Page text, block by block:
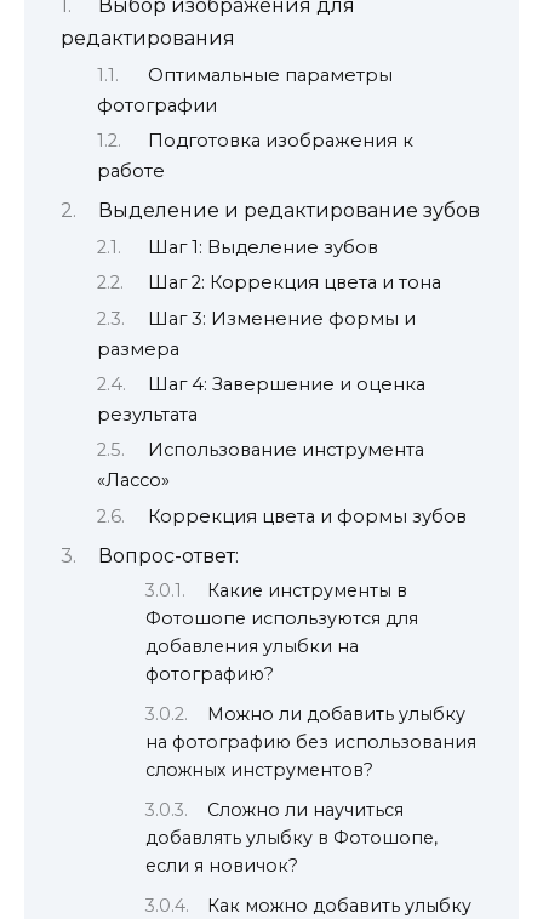
Выбор изображения для
редактирования
Оптимальные параметры
фотографии
Подготовка изображения к
работе
Выделение и редактирование зубов
Шаг 1: Выделение зубов
Шаг 2: Коррекция цвета и тона
Шаг 3: Изменение формы и
размера
Шаг 4: Завершение и оценка
результата
Использование инструмента
«Лассо»
Коррекция цвета и формы зубов
Вопрос-ответ:
Какие инструменты в
Фотошопе используются для
добавления улыбки на
фотографию?
Можно ли добавить улыбку
на фотографию без использования
сложных инструментов?
Сложно ли научиться
добавлять улыбку в Фотошопе,
если я новичок?
Как можно добавить улыбку